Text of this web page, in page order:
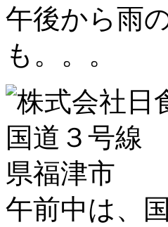
午後から雨
も。。。
午前中は、